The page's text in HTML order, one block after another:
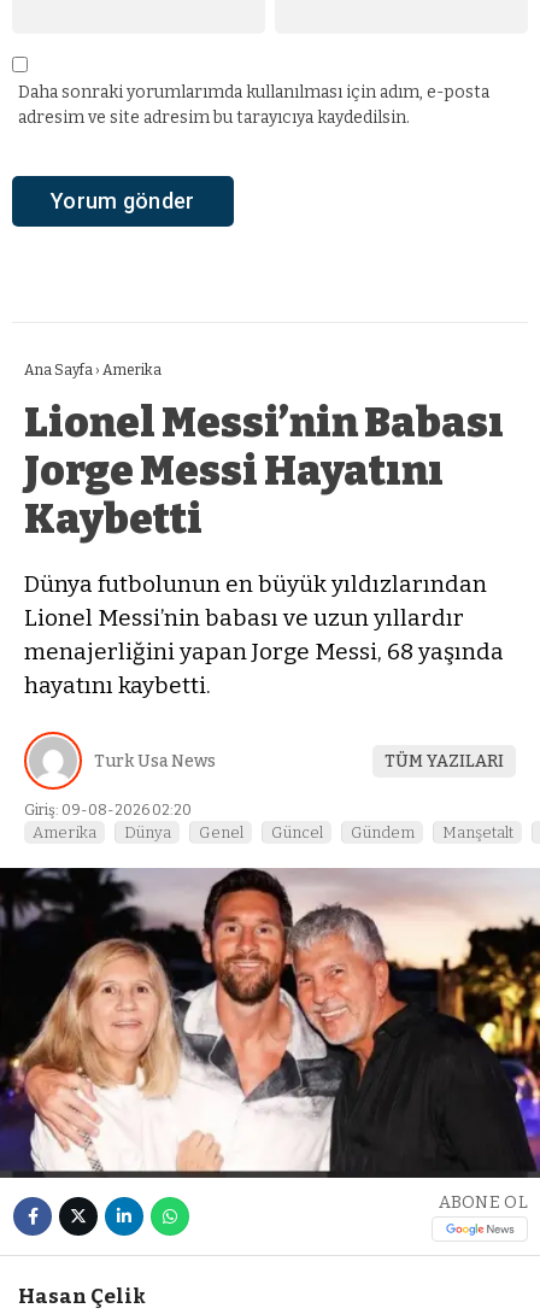
Daha sonraki yorumlarımda kullanılması için adım, e-posta
adresim ve site adresim bu tarayıcıya kaydedilsin.
Ana Sayfa › Amerika
Lionel Messi’nin Babası
Jorge Messi Hayatını
Kaybetti
Dünya futbolunun en büyük yıldızlarından
Lionel Messi’nin babası ve uzun yıllardır
menajerliğini yapan Jorge Messi, 68 yaşında
hayatını kaybetti.
Turk Usa News TÜM YAZILARI
Giriş: 09-08-2026 02:20
Amerika Dünya Genel Güncel Gündem Manşetalt
ABONE OL
Hasan Çelik